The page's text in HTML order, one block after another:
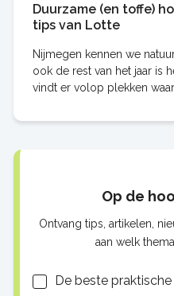
Duurzame (en toffe)
tips van Lotte
Nijmegen kennen we
ook de rest van het jaar is
vindt er volop plekken
woont er al sinds haar
Op de
Ontvang tips, artikelen,
aan welk
LijstenDe beste